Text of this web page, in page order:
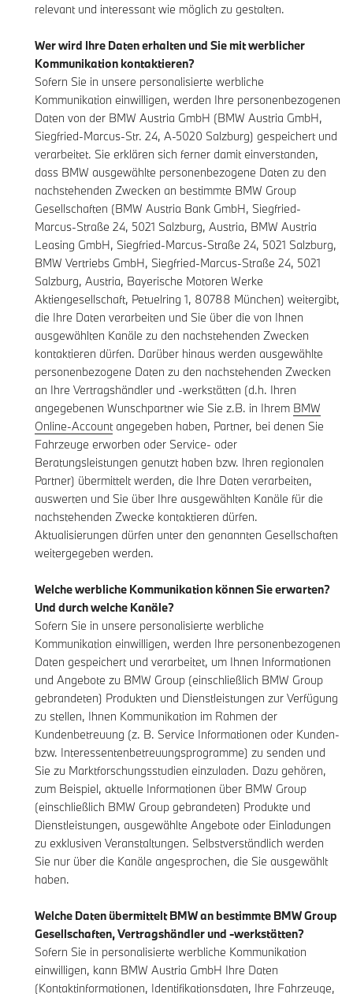
relevant und interessant wie möglich zu gestalten.
Wer wird Ihre Daten erhalten und Sie mit werblicher
Kommunikation kontaktieren?
Sofern Sie in unsere personalisierte werbliche
Kommunikation einwilligen, werden Ihre personenbezogenen
Daten von der BMW Austria GmbH (BMW Austria GmbH,
Siegfried-Marcus-Str. 24, A-5020 Salzburg) gespeichert und
verarbeitet. Sie erklären sich ferner damit einverstanden,
dass BMW ausgewählte personenbezogene Daten zu den
nachstehenden Zwecken an bestimmte BMW Group
Gesellschaften (BMW Austria Bank GmbH, Siegfried-
Marcus-Straße 24, 5021 Salzburg, Austria, BMW Austria
Leasing GmbH, Siegfried-Marcus-Straße 24, 5021 Salzburg,
BMW Vertriebs GmbH, Siegfried-Marcus-Straße 24, 5021
Salzburg, Austria, Bayerische Motoren Werke
Aktiengesellschaft, Petuelring 1, 80788 München) weitergibt,
die Ihre Daten verarbeiten und Sie über die von Ihnen
ausgewählten Kanäle zu den nachstehenden Zwecken
kontaktieren dürfen. Darüber hinaus werden ausgewählte
personenbezogene Daten zu den nachstehenden Zwecken
an Ihre Vertragshändler und -werkstätten (d.h. Ihren
angegebenen Wunschpartner wie Sie z.B. in Ihrem BMW
Online-Accountangegeben haben, Partner, bei denen Sie
Fahrzeuge erworben oder Service- oder
Beratungsleistungen genutzt haben bzw. Ihren regionalen
Partner) übermittelt werden, die Ihre Daten verarbeiten,
auswerten und Sie über Ihre ausgewählten Kanäle für die
nachstehenden Zwecke kontaktieren dürfen.
Aktualisierungen dürfen unter den genannten Gesellschaften
weitergegeben werden.
Welche werbliche Kommunikation können Sie erwarten?
Und durch welche Kanäle?
Sofern Sie in unsere personalisierte werbliche
Kommunikation einwilligen, werden Ihre personenbezogenen
Daten gespeichert und verarbeitet, um Ihnen Informationen
und Angebote zu BMW Group (einschließlich BMW Group
gebrandeten) Produkten und Dienstleistungen zur Verfügung
zu stellen, Ihnen Kommunikation im Rahmen der
Kundenbetreuung (z. B. Service Informationen oder Kunden-
bzw. Interessentenbetreuungsprogramme) zu senden und
Sie zu Marktforschungsstudien einzuladen. Dazu gehören,
zum Beispiel, aktuelle Informationen über BMW Group
(einschließlich BMW Group gebrandeten) Produkte und
Dienstleistungen, ausgewählte Angebote oder Einladungen
zu exklusiven Veranstaltungen. Selbstverständlich werden
Sie nur über die Kanäle angesprochen, die Sie ausgewählt
haben.
Welche Daten übermittelt BMW an bestimmte BMW Group
Gesellschaften, Vertragshändler und -werkstätten?
Sofern Sie in personalisierte werbliche Kommunikation
einwilligen, kann BMW Austria GmbH Ihre Daten
(Kontaktinformationen, Identifikationsdaten, Ihre Fahrzeuge,